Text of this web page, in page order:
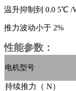
温升抑制到 0.0 5℃ /
推力波动小于 2%
性能参数：
电机型号
持续推力（ N）